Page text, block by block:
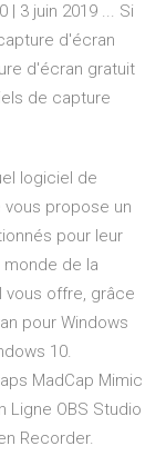
3 juin 2019 ... Si
d'écran
d'écran gratuit
de capture
logiciel de
propose un
pour leur
de la
vous offre, grâce
pour Windows
10.
MadCap Mimic
Ligne OBS Studio
Recorder.